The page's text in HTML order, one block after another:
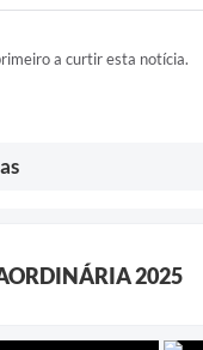
a curtir esta notícia.
2025